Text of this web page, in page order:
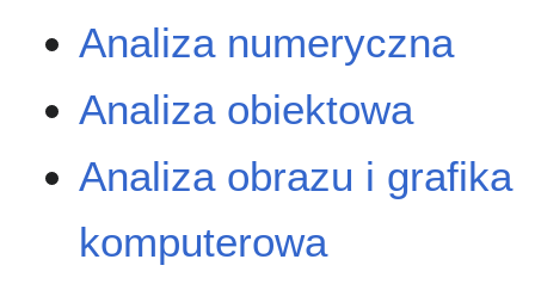
Analiza numeryczna
Analiza obiektowa
Analiza obrazu i grafika
komputerowa